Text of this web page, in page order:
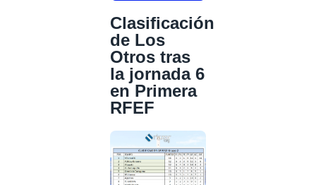
Clasificación
de Los
Otros tras
la jornada 6
en Primera
RFEF